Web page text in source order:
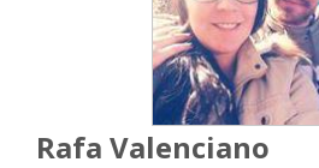
Rafa Valenciano